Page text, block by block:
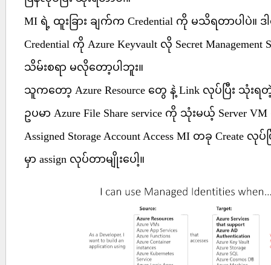
MI ရဲ့ ထူးခြား ချက်က Credential ကို မသိရတာပါပဲ
Credential ကို Azure Keyvault လို Secret
သိမ်းစရာ မလိုတော့ပါဘူး။
သူကတော့ Azure Resource တွေ နဲ့ Link လုပ်ပြီး သုံးရ
ဥပမာ Azure File Share service ကို သုံးမယ့် Server
Assigned Storage Account Access MI တခု Create လုပ်
မှာ assign လုပ်တာမျိုးပေါ့။